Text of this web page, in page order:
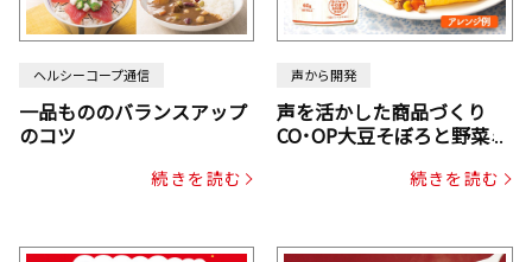
ヘルシーコープ通信
一品もののバランスアップ
のコツ
続きを読む
声から開発
声を活かした商品づくり
CO･OP大豆そぼろと野菜ミ
じん・コーン入り）続きを読む